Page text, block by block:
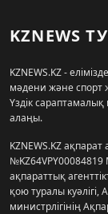
KZNEWS
KZNEWS.KZ -
мәдени және спорт
Үздік
алаңы.
KZNEWS.KZ ақпарат
ақпараттық
қою туралы
министрлігінің